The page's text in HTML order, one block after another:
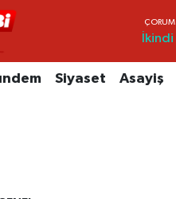
İkindi
Siyaset Asayiş